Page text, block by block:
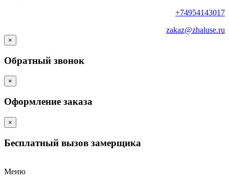
+74954143017
zakaz@zhaluse.ru
×
Обратный звонок
×
Оформление заказа
×
Бесплатный вызов замерщика
Меню